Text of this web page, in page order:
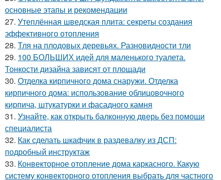
основные этапы и рекомендации
27. Утеплённая шведская плита: секреты создания
эффективного отопления
28. Тля на плодовых деревьях. Разновидности тли
29. 100 БОЛЬШИХ идей для маленького туалета.
Тонкости дизайна зависят от площади
30. Отделка кирпичного дома снаружи. Отделка
кирпичного дома: использование облицовочного
кирпича, штукатурки и фасадного камня
31. Узнайте, как открыть балконную дверь без помощи
специалиста
32. Как сделать шкафчик в раздевалку из ДСП:
подробный инструктаж
33. Конвекторное отопление дома каркасного. Какую
систему конвекторного отопления выбрать для частного